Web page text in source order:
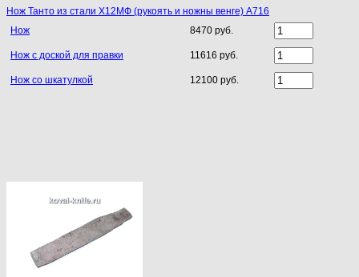
Нож Танто из стали Х12МФ (рукоять и ножны венге) A716
Нож
8470 руб.
Нож с доской для правки 11616 руб.
Нож со шкатулкой 12100 руб.